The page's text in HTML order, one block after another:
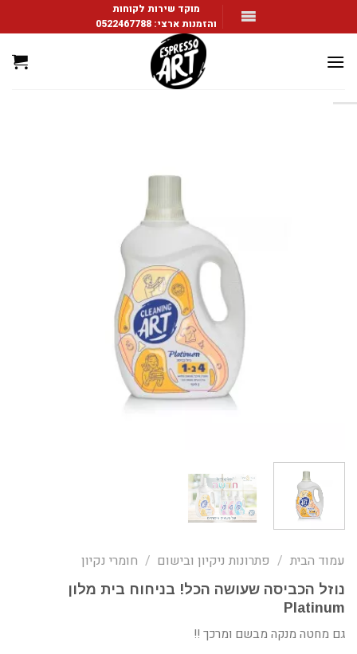
to
מוקד שירות לקוחות
והזמנות ארצי:0522467788
עמוד הבית / פתרונות ניקיון ובישום / חומרי נקיון
נוזל הכביסה שעושה הכל! בניחוח בית מלון
Platinum
גם מחטה מנקה מבשם ומרכך !!